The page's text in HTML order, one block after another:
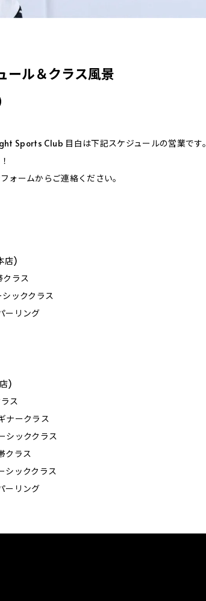
ール＆クラス風景
Sports Club 目白は下記スケジュールの営業です。
ォームからご連絡ください。
店)
クラス
ッククラス
ーリング
)
ス
ナークラス
シッククラス
クラス
シッククラス
ーリング